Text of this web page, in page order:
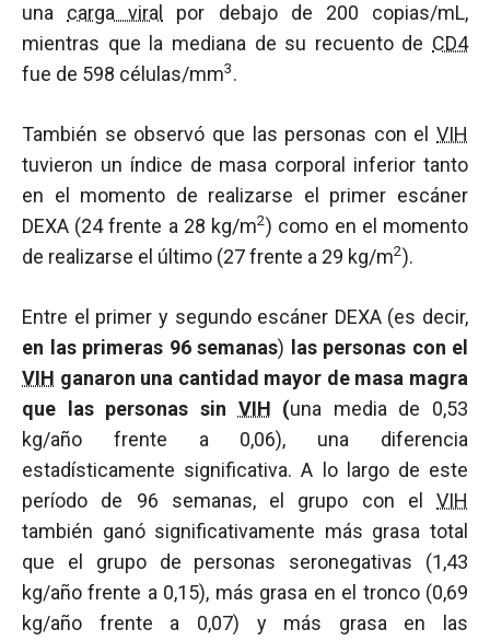
una carga viral
por debajo de 200 copias/mL,
mientras que la mediana de su recuento de CD4
fue de 598 células/mm3.
También se observó que las personas con el VIH
tuvieron un índice de masa corporal inferior tanto
en el momento de realizarse el primer escáner
DEXA (24 frente a 28 kg/m2) como en el momento
de realizarse el último (27 frente a 29 kg/m2).
Entre el primer y segundo escáner DEXA (es decir,
en las primeras 96 semanas)
las personas con el
VIH ganaron una cantidad mayor de masa magra
que las personas sin VIH (una media de 0,53
kg/año frente a 0,06), una diferencia
estadísticamente significativa. A lo largo de este
período de 96 semanas, el grupo con el VIH
también ganó significativamente más grasa total
que el grupo de personas seronegativas (1,43
kg/año frente a 0,15), más grasa en el tronco (0,69
kg/año frente a 0,07) y más grasa en las